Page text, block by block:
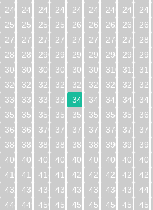
240
241 242 243 244 245 246 247 248
256
257 258 259 260 261 262 263 264
272
273 274 275 276 277 278 279 280
288
289 290 291 292 293 294 295 296
304
305 306 307 308 309 310 311 312
320
321 322 323 324 325 326 327 328
336
337 338 339 340 341 342 343 344
352
353 354 355 356 357 358 359 360
368
369 370 371 372 373 374 375 376
384
385 386 387 388 389 390 391 392
400
401 402 403 404 405 406 407 408
416
417 418 419 420 421 422 423 424
432
433 434 435 436 437 438 439 440
448
449 450 451 452 453 454 455 456